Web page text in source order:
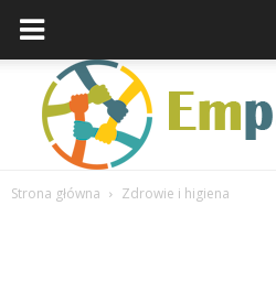
Strona główna Zdrowie i higiena